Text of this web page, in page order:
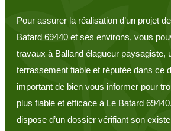
Pour assurer la réalisation d’un projet
Batard 69440 et ses environs, vous
travaux à Balland élagueur paysagiste,
terrassement fiable et réputée dans ce
important de bien vous informer pour
plus fiable et efficace à Le Batard
dispose d’un dossier vérifiant son